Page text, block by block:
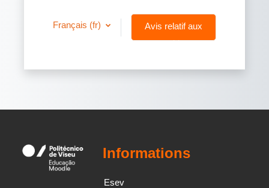
Français ‎(fr)‎
Avis relatif aux
Informations
Esev